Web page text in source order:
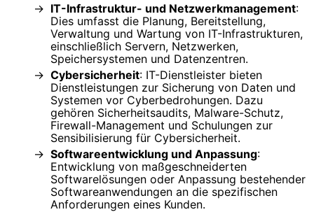
IT-Infrastruktur- und Netzwerkmanagement:
Dies umfasst die Planung, Bereitstellung,
Verwaltung und Wartung von IT-Infrastrukturen,
einschließlich Servern, Netzwerken,
Speichersystemen und Datenzentren.
Cybersicherheit: IT-Dienstleister bieten
Dienstleistungen zur Sicherung von Daten und
Systemen vor Cyberbedrohungen. Dazu
gehören Sicherheitsaudits, Malware-Schutz,
Firewall-Management und Schulungen zur
Sensibilisierung für Cybersicherheit.
Softwareentwicklung und Anpassung:
Entwicklung von maßgeschneiderten
Softwarelösungen oder Anpassung bestehender
Softwareanwendungen an die spezifischen
Anforderungen eines Kunden.